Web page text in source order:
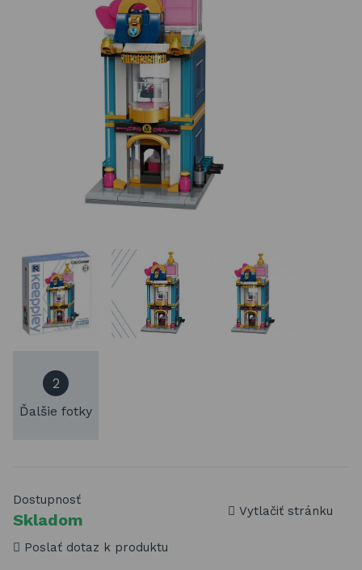
2
Ďalšie fotky
Dostupnosť
Skladom Vytlačiť stránku
Poslať dotaz k produktu